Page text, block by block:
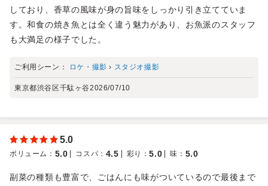
しており、香草の風味が身の旨味をしっかり引き立てていま
す。和食の焼き魚とは全く違う魅力があり、お魚派のスタッフ
も大満足の様子でした。
ご利用シーン： ロケ・撮影 › スタジオ撮影
東京都渋谷区千駄ヶ谷2026/07/10
5.0
ボリューム ： 5.0 コスパ ： 4.5 彩り ：5.0 味 ： 5.0
副菜の種類も豊富で、ごはんにも味がついているので最後まで